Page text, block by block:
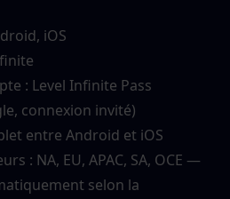
iOS
: Level Infinite Pass
connexion invité)
entre Android et iOS
: NA, EU, APAC, SA, OCE —
selon la